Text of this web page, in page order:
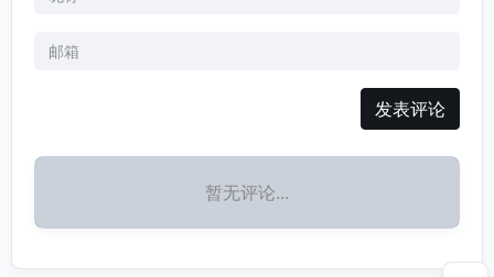
发表评论
暂无评论...